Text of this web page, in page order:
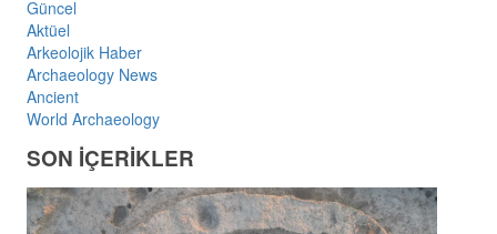
Güncel
Aktüel
Arkeolojik Haber
Archaeology News
Ancient
World Archaeology
SON İÇERİKLER